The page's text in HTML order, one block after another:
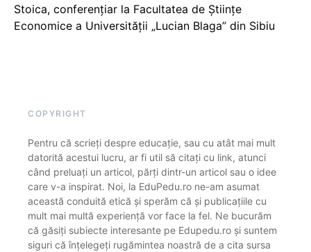
Stoica, conferențiar la Facultatea de Științe
Economice a Universității „Lucian Blaga” din Sibiu
COPYRIGHT
Pentru că scrieți despre educație, sau cu atât mai mult
datorită acestui lucru, ar fi util să citați cu link, atunci
când preluați un articol, părți dintr-un articol sau o idee
care v-a inspirat. Noi, la EduPedu.ro ne-am asumat
această conduită etică și sperăm că și publicațiile cu
mult mai multă experiență vor face la fel. Ne bucurăm
că găsiți subiecte interesante pe Edupedu.ro și suntem
siguri că înțelegeți rugămintea noastră de a cita sursa